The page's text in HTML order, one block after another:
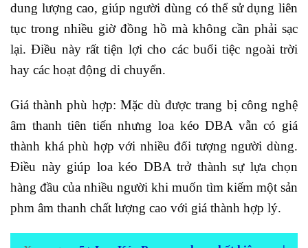
dung lượng cao, giúp người dùng có thể sử dụng liên
tục trong nhiều giờ đồng hồ mà không cần phải sạc
lại. Điều này rất tiện lợi cho các buổi tiệc ngoài trời
hay các hoạt động di chuyển.
Giá thành phù hợp: Mặc dù được trang bị công nghệ
âm thanh tiên tiến nhưng loa kéo DBA vẫn có giá
thành khá phù hợp với nhiều đối tượng người dùng.
Điều này giúp loa kéo DBA trở thành sự lựa chọn
hàng đầu của nhiều người khi muốn tìm kiếm một sản
phm âm thanh chất lượng cao với giá thành hợp lý.